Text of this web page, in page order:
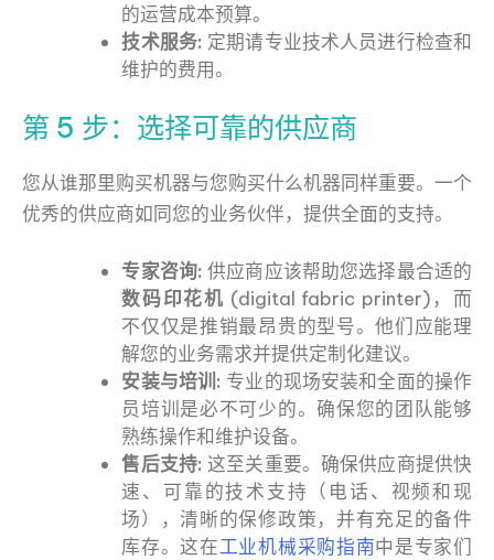
的运营成本预算。
技术服务: 定期请专业技术人员进行检查和
维护的费用。
第 5 步：选择可靠的供应商
您从谁那里购买机器与您购买什么机器同样重要。一个
优秀的供应商如同您的业务伙伴，提供全面的支持。
专家咨询: 供应商应该帮助您选择最合适的
数码印花机 (digital fabric printer)，而
不仅仅是推销最昂贵的型号。他们应能理
解您的业务需求并提供定制化建议。
安装与培训: 专业的现场安装和全面的操作
员培训是必不可少的。确保您的团队能够
熟练操作和维护设备。
售后支持: 这至关重要。确保供应商提供快
速、可靠的技术支持（电话、视频和现
场），清晰的保修政策，并有充足的备件
库存。这在工业机械采购指南中是专家们